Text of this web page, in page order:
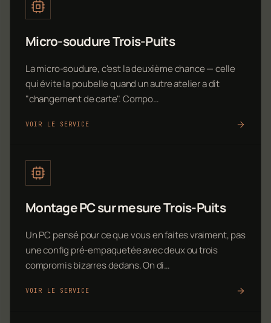
Micro-soudure Trois-Puits
La micro-soudure, c'est la deuxième chance — celle
qui évite la poubelle quand un autre atelier a dit
"changement de carte". Compo…
VOIR LE SERVICE
Montage PC sur mesure Trois-Puits
Un PC pensé pour ce que vous en faites vraiment, pas
une config pré-empaquetée avec deux ou trois
compromis bizarres dedans. On di…
VOIR LE SERVICE